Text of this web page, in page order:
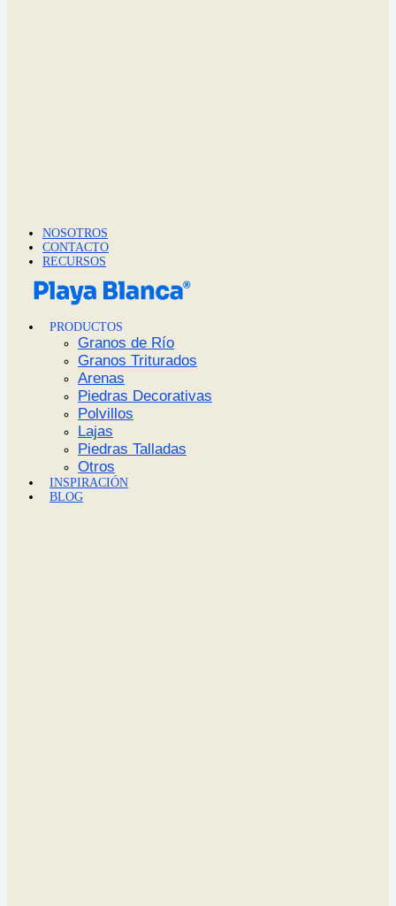
NOSOTROS
CONTACTO
RECURSOS
PRODUCTOS
Granos de Río
Granos Triturados
Arenas
Piedras Decorativas
Polvillos
Lajas
Piedras Talladas
Otros
INSPIRACIÓN
BLOG